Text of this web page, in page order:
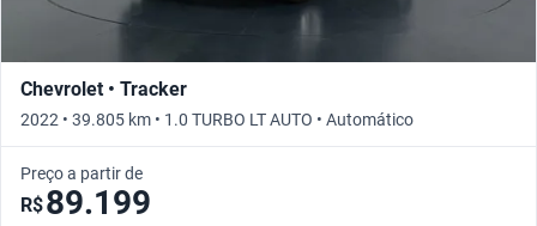
Chevrolet • Tracker
2022 • 39.805 km • 1.0 TURBO LT AUTO • Automático
Preço a partir de
R$89.199